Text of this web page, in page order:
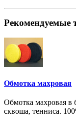
Рекомендуемые
Обмотка махровая
Обмотка махровая в
сквоша, тенниса.